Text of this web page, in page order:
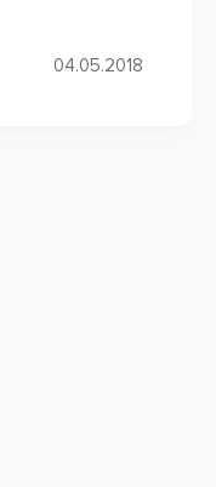
04.05.2018